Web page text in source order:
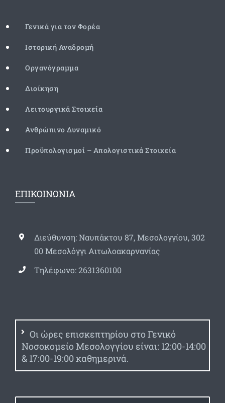
Γενικά για τον Φορέα
Ιστορική Αναδρομή
Οργανόγραμμα
Διοίκηση
Λειτουργικά Στοιχεία
Ανθρώπινο Δυναμικό
Προϋπολογισμοί – Απολογιστικά Στοιχεία
ΕΠΙΚΟΙΝΩΝΙΑ
Διεύθυνση: Ναυπάκτου 87, Μεσολογγίου, 302
00 Μεσολόγγι Αιτωλοακαρνανίας
Τηλέφωνο: 2631360100
Οι ώρες επισκεπτηρίου στο Γενικό
Νοσοκομείο Μεσολογγίου είναι: 12:00-14:00
& 17:00-19:00 καθημερινά.